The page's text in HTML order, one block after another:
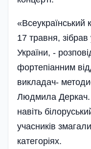
«Всеукраїнський
17 травня, зібрав
України, -
фортепіанним
викладач-
Людмила Деркач.
навіть
учасників
категоріях.